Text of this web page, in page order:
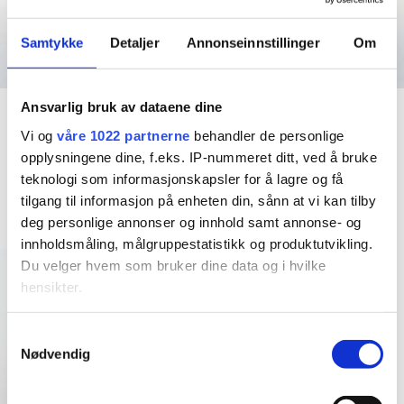
Samtykke Detaljer Annonseinnstillinger Om
Ansvarlig bruk av dataene dine
Vi og våre 1022 partnerne behandler de personlige
opplysningene dine, f.eks. IP-nummeret ditt, ved å bruke
teknologi som informasjonskapsler for å lagre og få
tilgang til informasjon på enheten din, sånn at vi kan tilby
deg personlige annonser og innhold samt annonse- og
innholdsmåling, målgruppestatistikk og produktutvikling.
Du velger hvem som bruker dine data og i hvilke
hensikter.
Innhente informasjon om den geografiske
Nødvendig
med å produsere alt selv til privatkunder. Det ligger mye
valgte å ta inn klesmerker som jeg selv elsker og har selv
oss selv i allefall
) så hvorfor skal ikke vi ha en like kul
vintageinspirert klesbutikk som de andre kule byene har?
Resten er historie og i dag er Emm K. en liten bedrift
med fine vikarer og støttespillere og kanskje de kuleste
kundene?
5 år er gått, spennende å se hva de neste 5
vil by på! Takk til dere alle, love you all
Accessories
French Beret – Peanut
Brown
kr349,00
Kjøp nå!
French Beret – Golden
Curry
kr349,00
Kjøp nå!